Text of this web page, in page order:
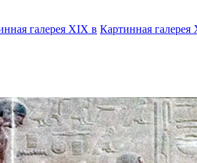
галерея XIX в Картинная галерея